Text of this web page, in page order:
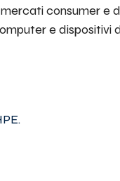
consumer
e dispositivi